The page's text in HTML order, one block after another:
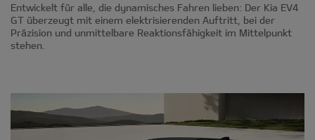
Entwickelt für alle, die dynamisches Fahren lieben: Der Kia EV4
GT überzeugt mit einem elektrisierenden Auftritt, bei der
Präzision und unmittelbare Reaktionsfähigkeit im Mittelpunkt
stehen.